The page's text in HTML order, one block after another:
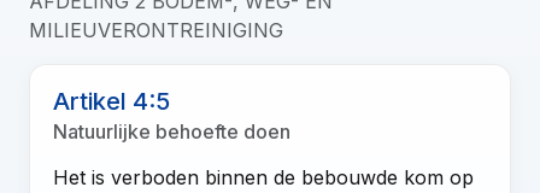
MILIEUVERONTREINIGING
Artikel 4:5
Natuurlijke behoefte doen
Het is verboden binnen de bebouwde kom op